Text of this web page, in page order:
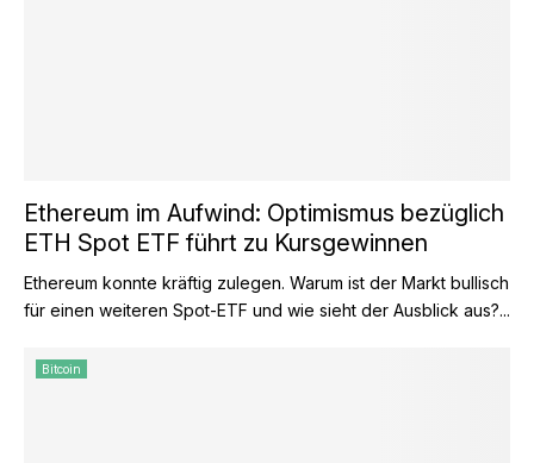
Ethereum im Aufwind: Optimismus bezüglich
ETH Spot ETF führt zu Kursgewinnen
Ethereum konnte kräftig zulegen. Warum ist der Markt bullisch
für einen weiteren Spot-ETF und wie sieht der Ausblick aus?...
Bitcoin